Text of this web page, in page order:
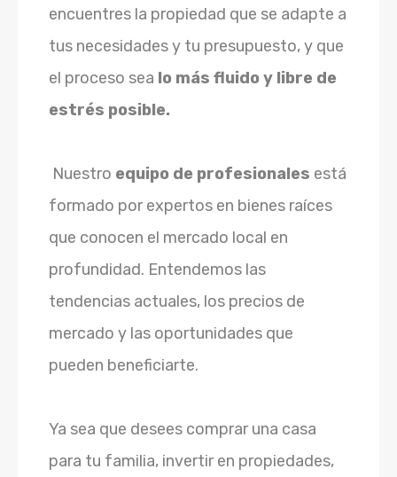
encuentres la propiedad que se adapte a
tus necesidades y tu presupuesto, y que
el proceso sea lo más fluido y libre de
estrés posible.
Nuestro equipo de profesionales está
formado por expertos en bienes raíces
que conocen el mercado local en
profundidad. Entendemos las
tendencias actuales, los precios de
mercado y las oportunidades que
pueden beneficiarte.
Ya sea que desees comprar una casa
para tu familia, invertir en propiedades,